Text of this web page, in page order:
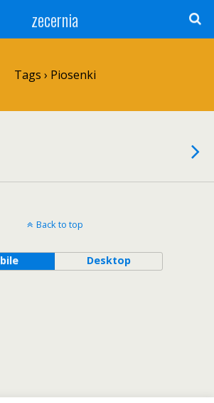
zecernia
Tags › Piosenki
Back to top
Desktop